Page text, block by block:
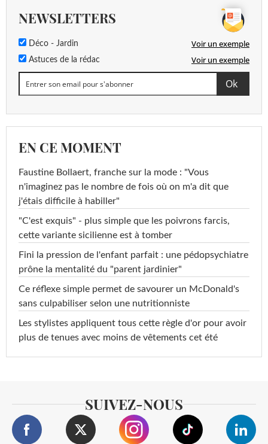
NEWSLETTERS
Déco - Jardin Voir un exemple
Astuces de la rédac Voir un exemple
EN CE MOMENT
Faustine Bollaert, franche sur la mode : "Vous
n'imaginez pas le nombre de fois où on m'a dit que
j'étais difficile à habiller"
"C'est exquis" - plus simple que les poivrons farcis,
cette variante sicilienne est à tomber
Fini la pression de l'enfant parfait : une pédopsychiatre
prône la mentalité du "parent jardinier"
Ce réflexe simple permet de savourer un McDonald's
sans culpabiliser selon une nutritionniste
Les stylistes appliquent tous cette règle d'or pour avoir
plus de tenues avec moins de vêtements cet été
SUIVEZ-NOUS